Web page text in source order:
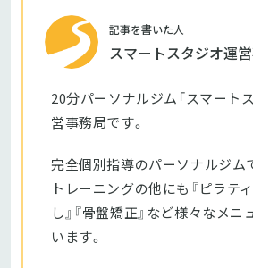
記事を書いた人
スマートスタジオ運
20分パーソナルジム「スマート
営事務局です。
完全個別指導のパーソナルジム
トレーニングの他にも『ピラテ
し』『骨盤矯正』など様々なメ
います。